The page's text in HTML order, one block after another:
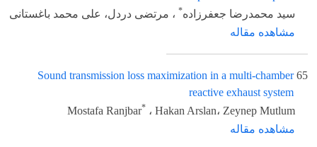
سید محمدرضا جعفرزاده* ، مرتضی دردل، علی محمد باغستانی
مشاهده مقاله
65
Sound transmission loss maximization in a multi-chamber
reactive exhaust system
Mostafa Ranjbar* ، Hakan Arslan، Zeynep Mutlum
مشاهده مقاله